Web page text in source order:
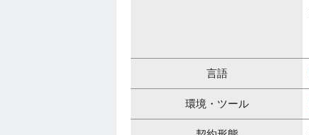
言語
環境・ツール